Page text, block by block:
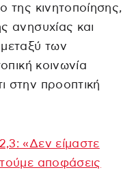
κινητοποίησης,
ανησυχίας και
των
κοινωνία
στην προοπτική
«Δεν είμαστε
αποφάσεις